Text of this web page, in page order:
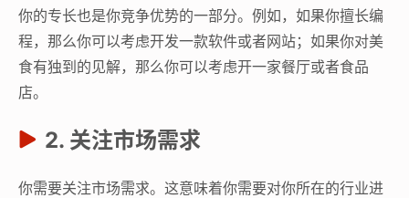
你的专长也是你竞争优势的一部分。例如，如果你擅长编
程，那么你可以考虑开发一款软件或者网站；如果你对美
食有独到的见解，那么你可以考虑开一家餐厅或者食品
店。
2. 关注市场需求
你需要关注市场需求。这意味着你需要对你所在的行业进